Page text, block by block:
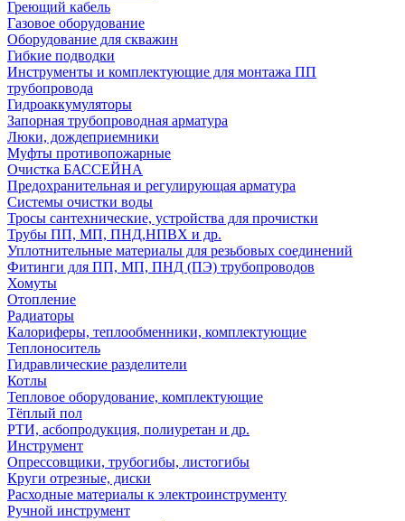
Греющий кабель
Газовое оборудование
Оборудование для скважин
Гибкие подводки
Инструменты и комплектующие для монтажа ПП
трубопровода
Гидроаккумуляторы
Запорная трубопроводная арматура
Люки, дождеприемники
Муфты противопожарные
Очистка БАССЕЙНА
Предохранительная и регулирующая арматура
Системы очистки воды
Тросы сантехнические, устройства для прочистки
Трубы ПП, МП, ПНД,НПВХ и др.
Уплотнительные материалы для резьбовых соединений
Фитинги для ПП, МП, ПНД (ПЭ) трубопроводов
Хомуты
Отопление
Радиаторы
Калориферы, теплообменники, комплектующие
Теплоноситель
Гидравлические разделители
Котлы
Тепловое оборудование, комплектующие
Тёплый пол
РТИ, асбопродукция, полиуретан и др.
Инструмент
Опрессовщики, трубогибы, листогибы
Круги отрезные, диски
Расходные материалы к электроинструменту
Ручной инструмент